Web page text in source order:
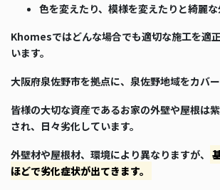
色を変えたり、模様を変えたりと綺麗
Khomesではどんな場合でも適切な施工を適
います。
大阪府泉佐野市を拠点に、泉佐野地域をカバー
皆様の大切な資産であるお家の外壁や屋根は
され、日々劣化しています。
外壁材や屋根材、環境により異なりますが、
ほどで劣化症状が出てきます。